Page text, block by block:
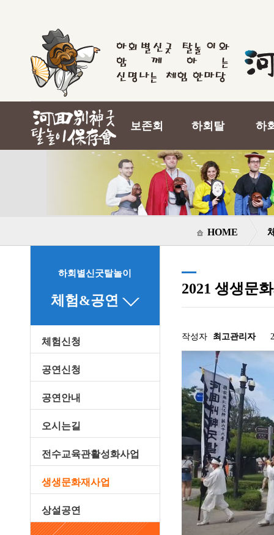
보존회 하회탈 하
HOME
하회별신굿탈놀이
체험&공연
체험신청
공연신청
공연안내
오시는길
전수교육관활성화사업
생생문화재사업
상설공연
2021 생생문
작성자 최고관리자
관련링크